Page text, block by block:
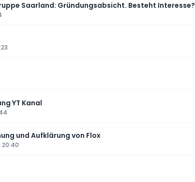
Saarland: Gründungsabsicht. Besteht Interesse?
YT Kanal
und Aufklärung von Flox
20:40